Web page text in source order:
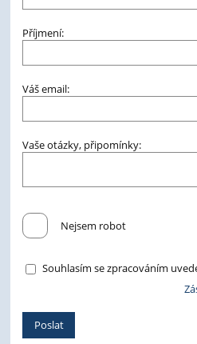
Příjmení:
Váš email:
Vaše otázky, připomínky:
Nejsem robot
Souhlasím se zpracováním